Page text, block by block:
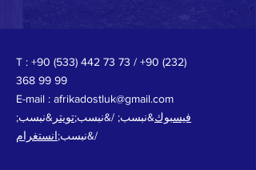
T : +90 (533) 442 73 73 / +90 (232)
368 99 99
E-mail : afrikadostluk@gmail.com
فيسبوك&نبسب; /&نبسب;تويتر &نبسب;
/&نبسب;انستغرام